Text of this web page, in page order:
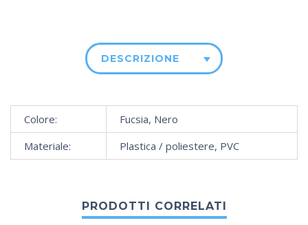
DESCRIZIONE
Colore:
Fucsia, Nero
Materiale:
Plastica / poliestere, PVC
PRODOTTI CORRELATI